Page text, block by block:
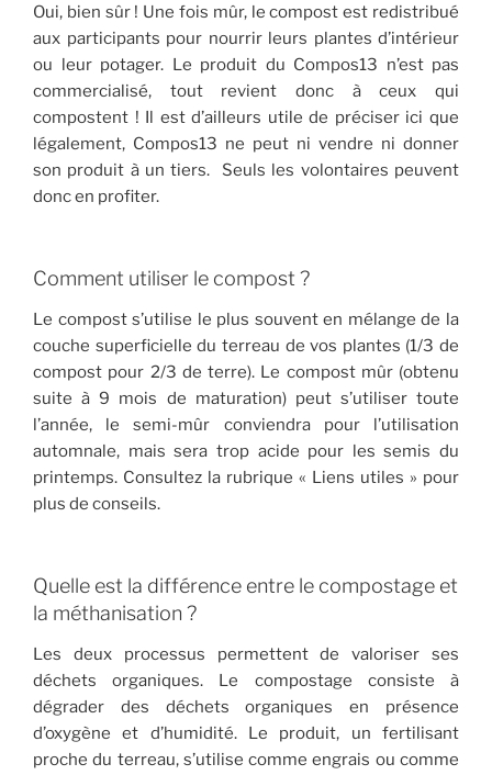
Oui, bien sûr ! Une fois mûr, le compost est redistribué
aux participants pour nourrir leurs plantes d’intérieur
ou leur potager. Le produit du Compos13 n’est pas
commercialisé, tout revient donc à ceux qui
compostent ! Il est d’ailleurs utile de préciser ici que
légalement, Compos13 ne peut ni vendre ni donner
son produit à un tiers. Seuls les volontaires peuvent
donc en profiter.
Comment utiliser le compost ?
Le compost s’utilise le plus souvent en mélange de la
couche superficielle du terreau de vos plantes (1/3 de
compost pour 2/3 de terre). Le compost mûr (obtenu
suite à 9 mois de maturation) peut s’utiliser toute
l’année, le semi-mûr conviendra pour l’utilisation
automnale, mais sera trop acide pour les semis du
printemps. Consultez la rubrique « Liens utiles » pour
plus de conseils.
Quelle est la différence entre le compostage et
la méthanisation ?
Les deux processus permettent de valoriser ses
déchets organiques. Le compostage consiste à
dégrader des déchets organiques en présence
d’oxygène et d’humidité. Le produit, un fertilisant
proche du terreau, s’utilise comme engrais ou comme